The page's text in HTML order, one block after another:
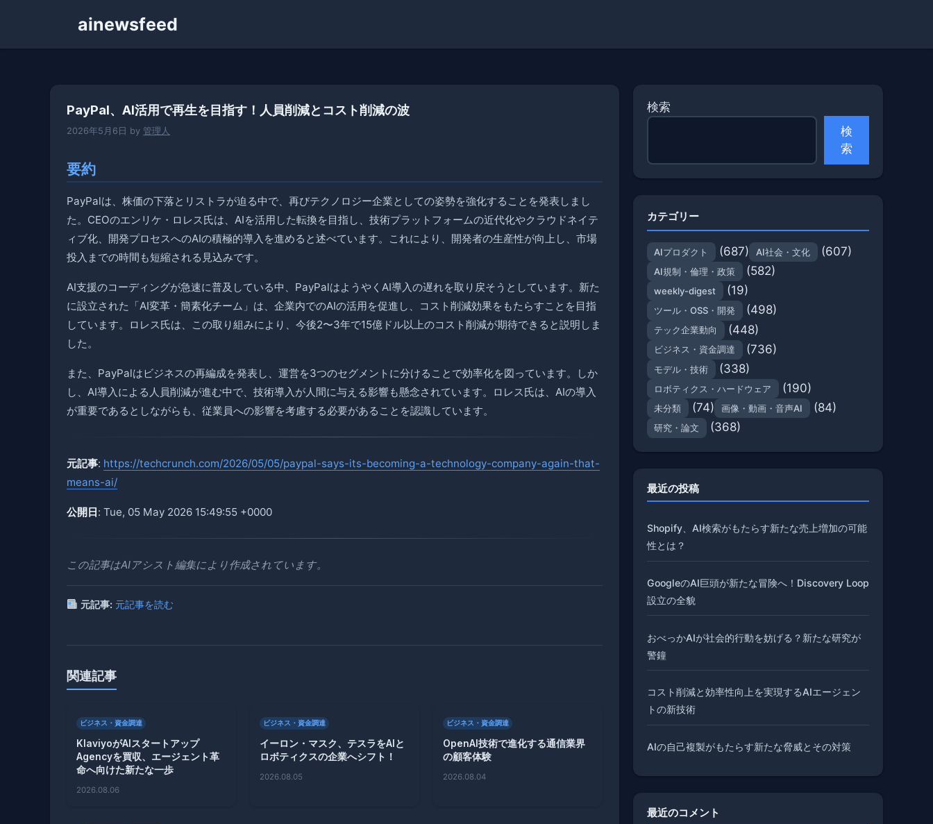
ainewsfeed
PayPal、AI活用で再生を目指す！人員削減とコスト削減の波
2026年5月6日 by 管理人
要約
PayPalは、株価の下落とリストラが迫る中で、再びテクノロジー企業としての姿勢を強化することを発表しまし
た。CEOのエンリケ・ロレス氏は、AIを活用した転換を目指し、技術プラットフォームの近代化やクラウドネイテ
ィブ化、開発プロセスへのAIの積極的導入を進めると述べています。これにより、開発者の生産性が向上し、市場
投入までの時間も短縮される見込みです。
AI支援のコーディングが急速に普及している中、PayPalはようやくAI導入の遅れを取り戻そうとしています。新た
に設立された「AI変革・簡素化チーム」は、企業内でのAIの活用を促進し、コスト削減効果をもたらすことを目指
しています。ロレス氏は、この取り組みにより、今後2〜3年で15億ドル以上のコスト削減が期待できると説明しま
した。
また、PayPalはビジネスの再編成を発表し、運営を3つのセグメントに分けることで効率化を図っています。しか
し、AI導入による人員削減が進む中で、技術導入が人間に与える影響も懸念されています。ロレス氏は、AIの導入
が重要であるとしながらも、従業員への影響を考慮する必要があることを認識しています。
元記事: https://techcrunch.com/2026/05/05/paypal-says-its-becoming-a-technology-company-again-that-
means-ai/
公開日: Tue, 05 May 2026 15:49:55 +0000
この記事はAIアシスト編集により作成されています。
元記事: 元記事を読む
関連記事
ビジネス・資金調達
KlaviyoがAIスタートアップ
Agencyを買収、エージェント革
命へ向けた新たな一歩
2026.08.06
ビジネス・資金調達
イーロン・マスク、テスラをAIと
ロボティクスの企業へシフト！
2026.08.05
ビジネス・資金調達
OpenAI技術で進化する通信業界
の顧客体験
2026.08.04
検索
検
索
カテゴリー
AIプロダクト (687) AI社会・文化 (607)
AI規制・倫理・政策 (582)
weekly-digest (19)
ツール・OSS・開発 (498)
テック企業動向 (448)
ビジネス・資金調達 (736)
モデル・技術 (338)
ロボティクス・ハードウェア (190)
未分類 (74) 画像・動画・音声AI (84)
研究・論文 (368)
最近の投稿
Shopify、AI検索がもたらす新たな売上増加の可能
性とは？
GoogleのAI巨頭が新たな冒険へ！Discovery Loop
設立の全貌
おべっかAIが社会的行動を妨げる？新たな研究が
警鐘
コスト削減と効率性向上を実現するAIエージェン
トの新技術
AIの自己複製がもたらす新たな脅威とその対策
最近のコメント